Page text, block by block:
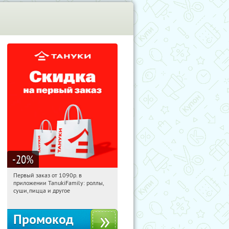
-20%
12:49:45 Получили:
Россия
Первый заказ от 1090р. в
приложении TanukiFamily: роллы,
суши, пицца и другое
Промокод